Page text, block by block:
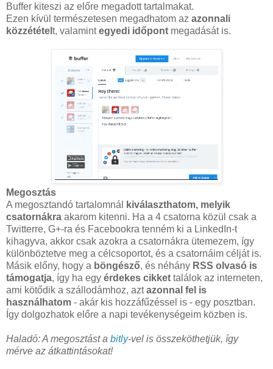
Buffer kiteszi az előre megadott tartalmakat.
Ezen kívül természetesen megadhatom az azonnali
közzététel t, valamintegyedi időpont megadását is.
Megosztás
A megosztandó tartalomnál
kiválaszthatom, melyik
csatornákra akarom kitenni. Ha a 4 csatorna közül csak a
Twitterre, G+-ra és Facebookra tenném ki a LinkedIn-t
kihagyva, akkor csak azokra a csatornákra ütemezem, így
különböztetve meg a célcsoportot, és a csatornáim célját is.
Másik előny, hogy a böngésző, és néhány RSS olvasó is
támogatja, így ha egy érdekes cikket találok az interneten,
ami kötődik a szállodámhoz, aztazonnal fel is
használhatom - akár kis hozzáfűzéssel is - egy posztban.
Így dolgozhatok előre a napi tevékenységeim közben is.
Haladó: A megosztást a bitly-vel is összeköthetjük, így
mérve az átkattintásokat!